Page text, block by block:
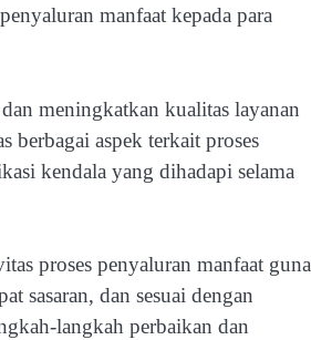
manfaat kepada para
meningkatkan kualitas layanan
berbagai aspek terkait proses
kendala yang dihadapi selama
proses penyaluran manfaat guna
sasaran, dan sesuai dengan
langkah perbaikan dan